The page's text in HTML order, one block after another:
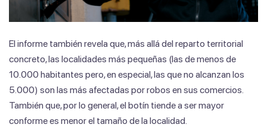
El informe también revela que, más allá del reparto territorial
concreto, las localidades más pequeñas (las de menos de
10.000 habitantes pero, en especial, las que no alcanzan los
5.000) son las más afectadas por robos en sus comercios.
También que, por lo general, el botín tiende a ser mayor
conforme es menor el tamaño de la localidad.